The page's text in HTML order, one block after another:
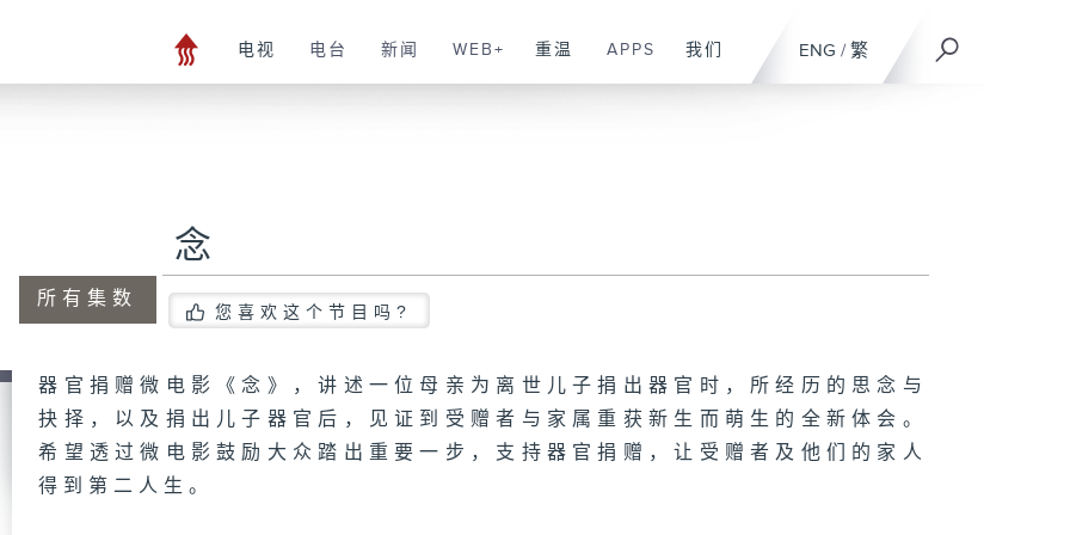
ENG / 繁
电视 电台 新闻 WEB+ 重温 APPS 我们
所有集数
念
您喜欢这个节目吗?
器官捐赠微电影《念》，讲述一位母亲为离世儿子捐出器官时，所经历的思念与
抉择，以及捐出儿子器官后，见证到受赠者与家属重获新生而萌生的全新体会。
希望透过微电影鼓励大众踏出重要一步，支持器官捐赠，让受赠者及他们的家人
得到第二人生。